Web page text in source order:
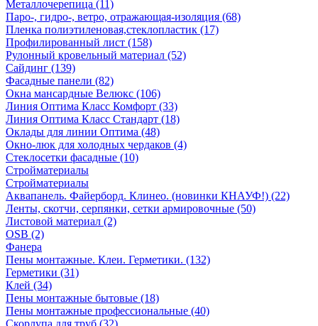
Металлочерепица (11)
Паро-, гидро-, ветро, отражающая-изоляция (68)
Пленка полиэтиленовая,стеклопластик (17)
Профилированный лист (158)
Рулонный кровельный материал (52)
Сайдинг (139)
Фасадные панели (82)
Окна мансардные Велюкс (106)
Линия Оптима Класс Комфорт (33)
Линия Оптима Класс Стандарт (18)
Оклады для линии Оптима (48)
Окно-люк для холодных чердаков (4)
Стеклосетки фасадные (10)
Стройматериалы
Стройматериалы
Аквапанель. Файерборд. Клинео. (новинки КНАУФ!) (22)
Ленты, скотчи, серпянки, сетки армировочные (50)
Листовой материал (2)
OSB (2)
Фанера
Пены монтажные. Клеи. Герметики. (132)
Герметики (31)
Клей (34)
Пены монтажные бытовые (18)
Пены монтажные профессиональные (40)
Скорлупа для труб (32)